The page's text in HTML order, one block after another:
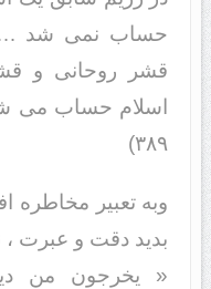
حساب نمی شد
قشر روحانی و
۳۸۹)
وبه تعبیر مخاطره
بدید دقت و عبرت ،
« یخرجون من دین